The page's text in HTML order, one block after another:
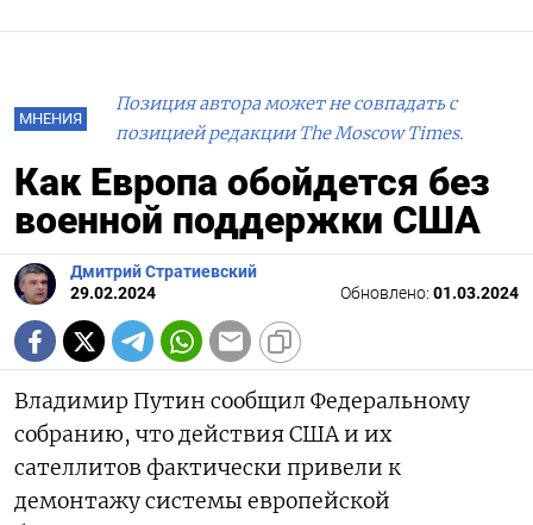
МНЕНИЯ
Позиция автора может не совпадать с
позицией редакции The Moscow Times.
Как Европа обойдется без
военной поддержки США
Дмитрий Стратиевский
29.02.2024
Обновлено: 01.03.2024
Владимир Путин сообщил Федеральному
собранию, что действия США и их
сателлитов фактически привели к
демонтажу системы европейской